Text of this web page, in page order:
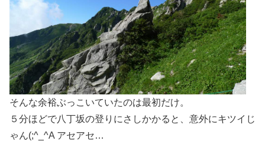
そんな余裕ぶっこいていたのは最初だけ。
５分ほどで八丁坂の登りにさしかかると、意外にキツイじ
ゃん(;^_^A アセアセ…